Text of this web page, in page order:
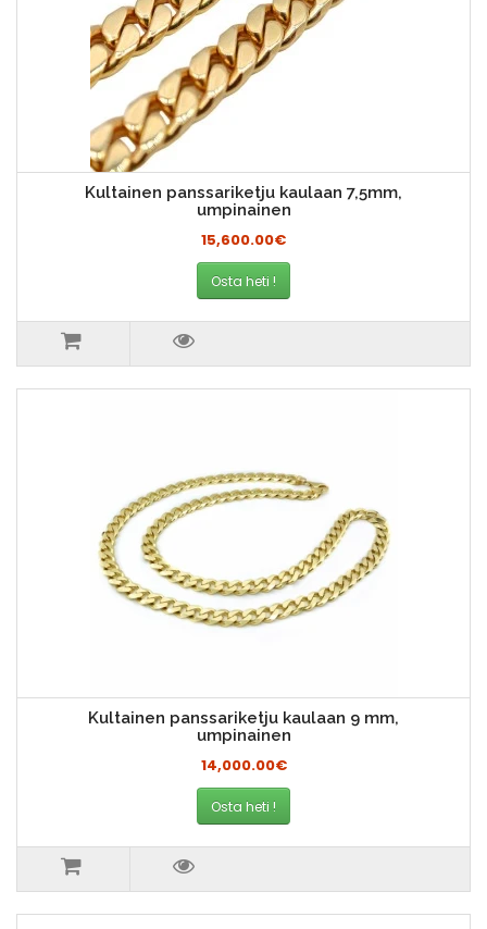
Kultainen panssariketju kaulaan 7,5mm,
umpinainen
15,600.00€
Osta heti !
Kultainen panssariketju kaulaan 9 mm,
umpinainen
14,000.00€
Osta heti !